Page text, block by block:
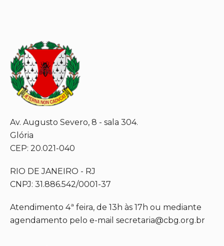
Av. Augusto Severo, 8 - sala 304.
Glória
CEP: 20.021-040
RIO DE JANEIRO - RJ
CNPJ: 31.886.542/0001-37
Atendimento 4ª feira, de 13h às 17h ou mediante
agendamento pelo e-mail secretaria@cbg.org.br